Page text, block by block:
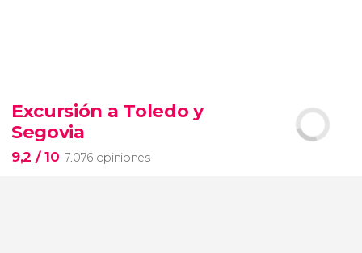
pinturas impresionistas
más famosas del mundo
Excursión a Toledo y
Segovia
9,2 / 10 7.076 opiniones